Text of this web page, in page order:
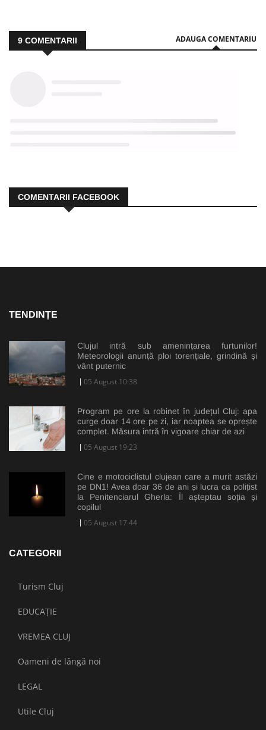
9 COMENTARII ADAUGA COMENTARIU
COMENTARII FACEBOOK
TENDINȚE
Clujul intră sub amenințarea furtunilor!
Meteorologii anunță ploi torențiale, grindină și
vânt puternic
05 August 10:38
Program pe ore la robinet în județul Cluj: apa
curge doar 14 ore pe zi, iar noaptea se oprește
complet. Măsura intră în vigoare chiar de azi
05 August 19:23
Cine e motociclistul clujean care a murit astăzi
pe DN1! Avea doar 36 de ani și lucra ca polițist
la Penitenciarul Gherla: Îl așteptau soția și
copilul
05 August 17:44
CATEGORII
Turism Cluj
EDUCAȚIE
VREMEA CLUJ
Oameni de lângă noi
LEGAL
Utile Cluj